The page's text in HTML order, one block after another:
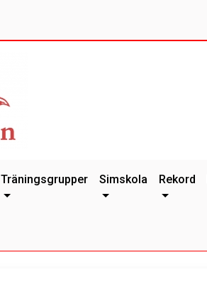
Träningsgrupper Simskola Rekord